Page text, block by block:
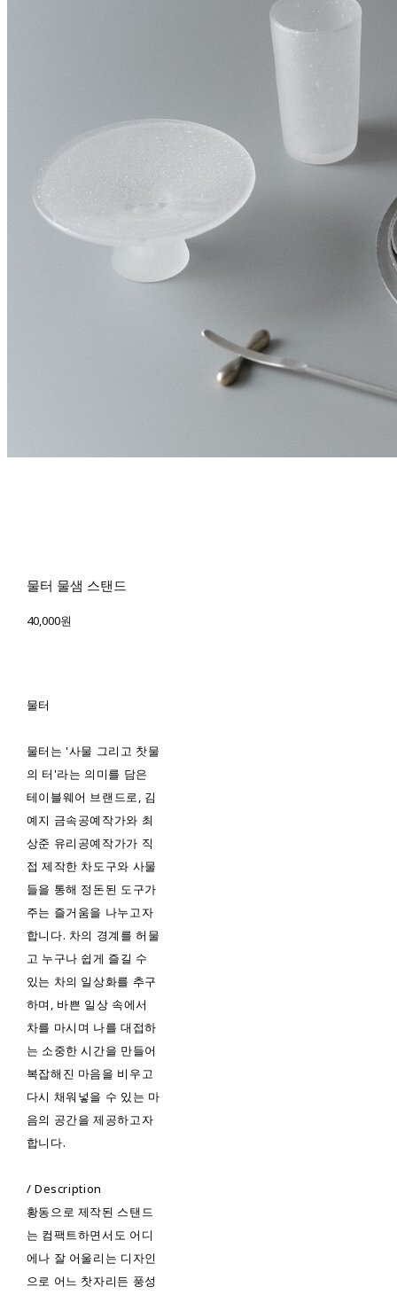
물터 물샘 스탠드
40,000원
물터
물터는 '사물 그리고 찻물
의 터'라는 의미를 담은
테이블웨어 브랜드로, 김
예지 금속공예작가와 최
상준 유리공예작가가 직
접 제작한 차도구와 사물
들을 통해 정돈된 도구가
주는 즐거움을 나누고자
합니다. 차의 경계를 허물
고 누구나 쉽게 즐길 수
있는 차의 일상화를 추구
하며, 바쁜 일상 속에서
차를 마시며 나를 대접하
는 소중한 시간을 만들어
복잡해진 마음을 비우고
다시 채워넣을 수 있는 마
음의 공간을 제공하고자
합니다.
/ Description
황동으로 제작된 스탠드
는 컴팩트하면서도 어디
에나 잘 어울리는 디자인
으로 어느 찻자리든 풍성